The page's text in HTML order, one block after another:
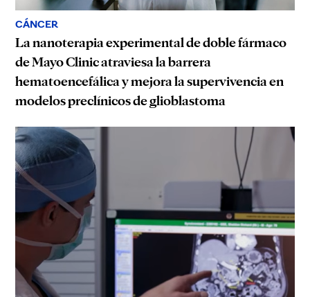
CÁNCER
La nanoterapia experimental de doble fármaco
de Mayo Clinic atraviesa la barrera
hematoencefálica y mejora la supervivencia en
modelos preclínicos de glioblastoma